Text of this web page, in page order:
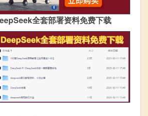
全套部署资料免费下载